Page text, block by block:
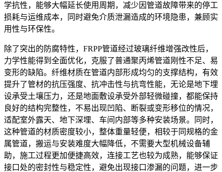
学抗性，能够大幅延长使用周期，减少因管道故障带来的停工
损耗与运维成本，同时避免介质泄漏造成的环境隐患，兼顾实
用性与环保性。
除了突出的防腐特性，FRPP管道经过玻璃纤维增强改性后，
力学性能得到全面优化，克服了普通聚丙烯管道刚性不足、易
变形的缺陷。纤维材质在管道内部形成均匀的支撑结构，有效
提升了管材的抗压强度、抗冲击性与抗弯性能，无论是地下埋
设承受土壤压力，还是地面敷设承受外部轻微碰撞，都能保持
良好的结构完整性，不易出现凹陷、断裂或变形移位的情况，
适配室外露天、地下深埋、车间内部等多种安装场景。同时，
这种管道的材质密度较小，整体重量轻便，相较于同规格的金
属管道，搬运与安装难度大幅降低，不需要大型机械设备辅
助，施工过程更加便捷高效，连接工艺也较为成熟，能够保证
接口处的密封性与稳定性，避免出现接口渗漏的问题，进一步